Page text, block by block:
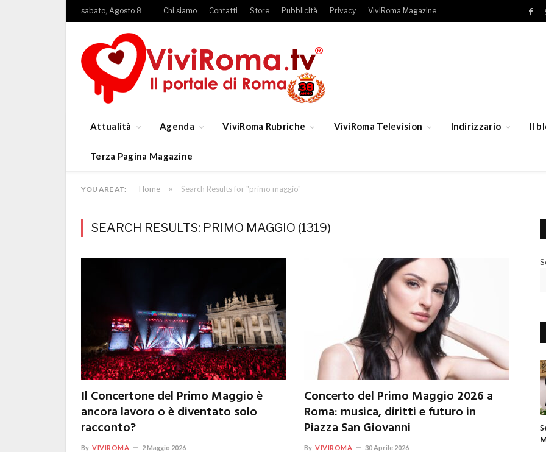
sabato, Agosto 8 Chi siamo Contatti Store Pubblicità Privacy ViviRoma Magazine
Attualità Agenda ViviRoma Rubriche ViviRoma Television Indirizzario Il
Terza Pagina Magazine
YOU ARE AT: Home » Search Results for "primo maggio"
SEARCH RESULTS: PRIMO MAGGIO (1319)
Il Concertone del Primo Maggio è
ancora lavoro o è diventato solo
racconto?
By VIVIROMA 2 Maggio 2026
Concerto del Primo Maggio 2026 a
Roma: musica, diritti e futuro in
Piazza San Giovanni
By VIVIROMA 30 Aprile 2026